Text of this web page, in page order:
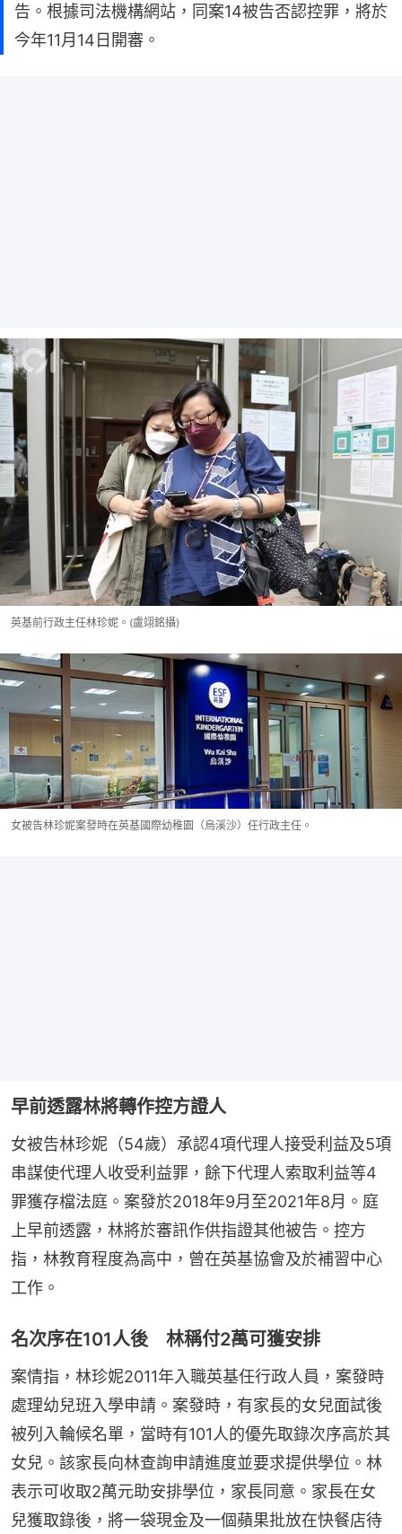
告。根據司法機構網站，同案14被告否認控罪，將於
今年11月14日開審。
英基前行政主任林珍妮。(盧翊銘攝)
女被告林珍妮案發時在英基國際幼稚園（烏溪沙）任行政主任。
早前透露林將轉作控方證人
女被告林珍妮（54歲）承認4項代理人接受利益及5項
串謀使代理人收受利益罪，餘下代理人索取利益等4
罪獲存檔法庭。案發於2018年9月至2021年8月。庭
上早前透露，林將於審訊作供指證其他被告。控方
指，林教育程度為高中，曾在英基協會及於補習中心
工作。
名次序在101人後 林稱付2萬可獲安排
案情指，林珍妮2011年入職英基任行政人員，案發時
處理幼兒班入學申請。案發時，有家長的女兒面試後
被列入輪候名單，當時有101人的優先取錄次序高於其
女兒。該家長向林查詢申請進度並要求提供學位。林
表示可收取2萬元助安排學位，家長同意。家長在女
兒獲取錄後，將一袋現金及一個蘋果批放在快餐店待